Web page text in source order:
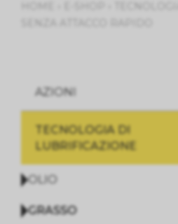
AZIONI
TECNOLOGIA DI
LUBRIFICAZIONE
OLIO
GRASSO